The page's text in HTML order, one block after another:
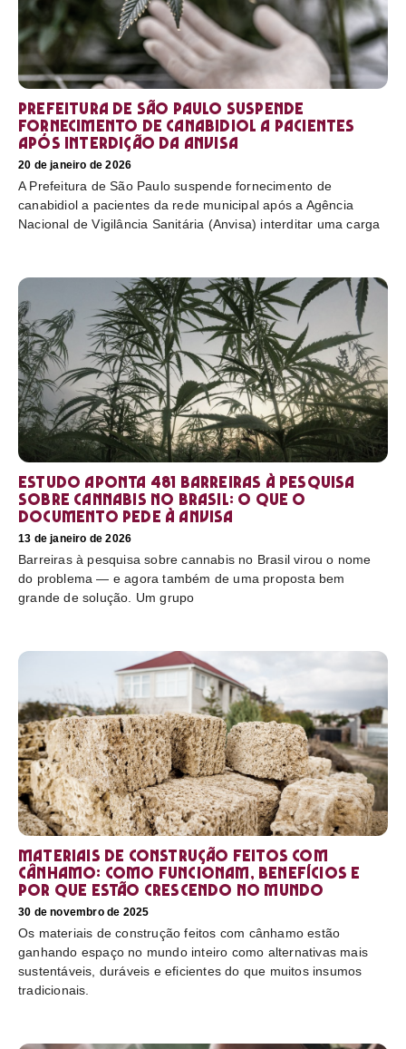
Prefeitura de São Paulo suspende
fornecimento de canabidiol a pacientes
após interdição da Anvisa
20 de janeiro de 2026
A Prefeitura de São Paulo suspende fornecimento de
canabidiol a pacientes da rede municipal após a Agência
Nacional de Vigilância Sanitária (Anvisa) interditar uma carga
Estudo aponta 481 barreiras à pesquisa
sobre cannabis no Brasil: o que o
documento pede à Anvisa
13 de janeiro de 2026
Barreiras à pesquisa sobre cannabis no Brasil virou o nome
do problema — e agora também de uma proposta bem
grande de solução. Um grupo
Materiais de construção feitos com
cânhamo: como funcionam, benefícios e
por que estão crescendo no mundo
30 de novembro de 2025
Os materiais de construção feitos com cânhamo estão
ganhando espaço no mundo inteiro como alternativas mais
sustentáveis, duráveis e eficientes do que muitos insumos
tradicionais.